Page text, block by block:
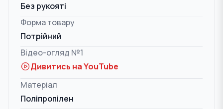
Без рукояті
Форма товару
Потрійний
Відео-огляд №1
Дивитись на YouTube
Матеріал
Поліпропілен